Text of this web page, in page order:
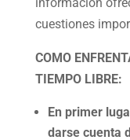
cuestiones
COMO
TIEMPO LIBRE:
En primer
darse cuenta